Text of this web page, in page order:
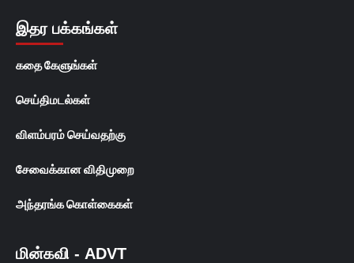
இதர பக்கங்கள்
கதை கேளுங்கள்
செய்திமடல்கள்
விளம்பரம் செய்வதற்கு
சேவைக்கான விதிமுறை
அந்தரங்க கொள்கைகள்
மின்கவி - ADVT